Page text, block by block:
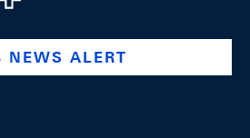
company/swiss-national-
@swissnationalbank
NEWS ALERT